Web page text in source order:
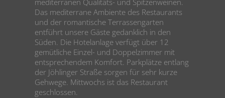
mediterranen Qualitäts- und Spitzenweinen.
Das mediterrane Ambiente des Restaurants
und der romantische Terrassengarten
entführt unsere Gäste gedanklich in den
Süden. Die Hotelanlage verfügt über 12
gemütliche Einzel- und Doppelzimmer mit
entsprechendem Komfort. Parkplätze entlang
der Jöhlinger Straße sorgen für sehr kurze
Gehwege. Mittwochs ist das Restaurant
geschlossen.